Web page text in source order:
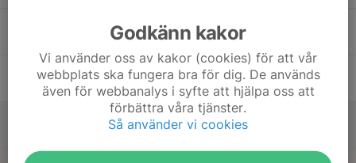
16:30
18:00
Träning
Stenstorpshallen
Träningsdag med HK Aranäs
Stenstorpshallen
Godkänn kakor
Vi använder oss av kakor (cookies) för att vår
webbplats ska fungera bra för dig. De används
även för webbanalys i syfte att hjälpa oss att
förbättra våra tjänster.
Så använder vi cookies